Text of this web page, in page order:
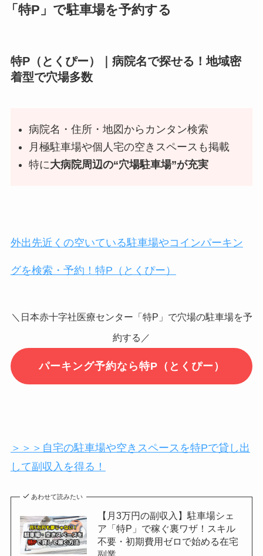
「特P」で駐車場を予約する
特P（とくぴー）｜病院名で探せる！地域密
着型で穴場多数
病院名・住所・地図からカンタン検索
月極駐車場や個人宅の空きスペースも掲載
特に大病院周辺の“穴場駐車場”が充実
外出先近くの空いている駐車場やコインパーキン
グを検索・予約！特P（とくぴー）
＼日本赤十字社医療センター「特P」で穴場の駐車場を予
約する／
パーキング予約なら特P（とくぴー）
＞＞＞自宅の駐車場や空きスペースを特Pで貸し出
して副収入を得る！
あわせて読みたい
【月3万円の副収入】駐車場シェ
ア「特P」で稼ぐ裏ワザ！スキル
不要・初期費用ゼロで始める在宅